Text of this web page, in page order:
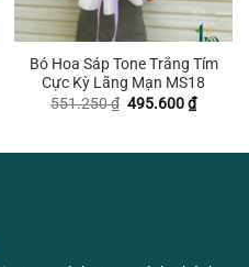
Bó Hoa Sáp Tone Trắng Tím
Cực Kỳ Lãng Mạn MS18
551.250₫ Giá
495.600₫Giá
hiện